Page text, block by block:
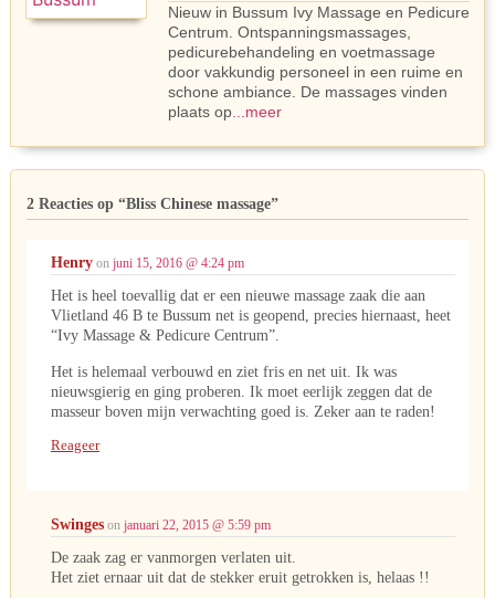
Nieuw in Bussum Ivy Massage en Pedicure
Centrum. Ontspanningsmassages,
pedicurebehandeling en voetmassage
door vakkundig personeel in een ruime en
schone ambiance. De massages vinden
plaats op...meer
2 Reacties op “Bliss Chinese massage”
Henry on juni 15, 2016 @ 4:24 pm
Het is heel toevallig dat er een nieuwe massage zaak die aan
Vlietland 46 B te Bussum net is geopend, precies hiernaast, heet
“Ivy Massage & Pedicure Centrum”.
Het is helemaal verbouwd en ziet fris en net uit. Ik was
nieuwsgierig en ging proberen. Ik moet eerlijk zeggen dat de
masseur boven mijn verwachting goed is. Zeker aan te raden!
Reageer
Swinges on januari 22, 2015 @ 5:59 pm
De zaak zag er vanmorgen verlaten uit.
Het ziet ernaar uit dat de stekker eruit getrokken is, helaas !!